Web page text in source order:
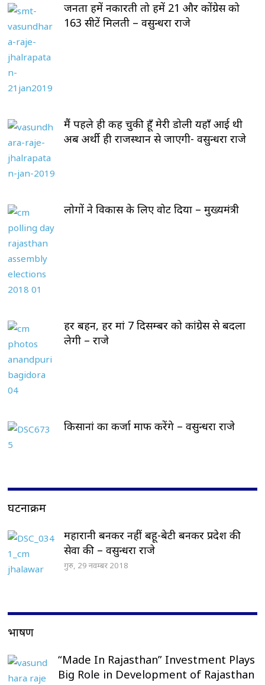
जनता हमें नकारती तो हमें 21 और कोंग्रेस को
163 सीटें मिलती – वसुन्धरा राजे
मैं पहले ही कह चुकी हूँ मेरी डोली यहाँ आई थी
अब अर्थी ही राजस्थान से जाएगी- वसुन्धरा राजे
लोगों ने विकास के लिए वोट दिया – मुख्यमंत्री
हर बहन, हर मां 7 दिसम्बर को कांग्रेस से बदला
लेगी – राजे
किसानां का कर्जा माफ करेंगे – वसुन्धरा राजे
घटनाक्रम
महारानी बनकर नहीं बहू-बेटी बनकर प्रदेश की
सेवा की – वसुन्धरा राजे
गुरु, 29 नवम्बर 2018
भाषण
“Made In Rajasthan” Investment Plays
Big Role in Development of Rajasthan